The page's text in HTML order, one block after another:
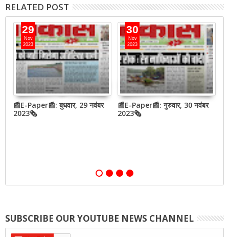
RELATED POST
29
Nov
2023
📰E-Paper📰: बुधवार, 29 नवंबर
2023🗞
30
Nov
2023
📰E-Paper📰: गुरुवार, 30 नवंबर
2023🗞
SUBSCRIBE OUR YOUTUBE NEWS CHANNEL